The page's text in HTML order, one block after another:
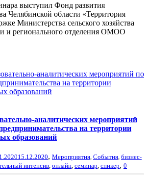
выступил Фонд развития
Челябинской области «Территория
Министерства сельского хозяйства
и регионального отделения ОМОО
аналитических мероприятий
на территории
образований
15.12.2020, Мероприятия, События, бизнес-
интенсив, онлайн, семинар, спикер, 0